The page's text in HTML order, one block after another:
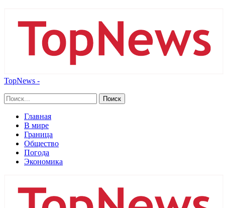
TopNews -
Главная
В мире
Граница
Общество
Погода
Экономика